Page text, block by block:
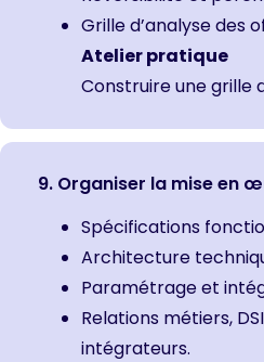
Grille d’analyse des
Atelier pratique
Construire une grille
9. Organiser la mise en
Spécifications
Architecture
Paramétrage et
Relations métiers,
intégrateurs.